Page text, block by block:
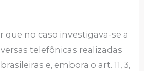
que no caso investigava-se a
telefônicas realizadas
e, embora o art. 11, 3,